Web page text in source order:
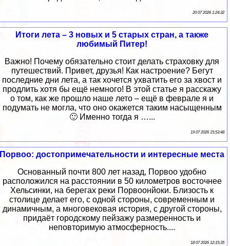
20 07 2026 1:24:32
Итоги лета – 3 новых и 5 старых стран, а также
любимый Питер!
Важно! Почему обязательно стоит делать страховку для
путешествий. Привет, друзья! Как настроение? Бегут
последние дни лета, а так хочется ухватить его за хвост и
продлить хотя бы ещё немного! В этой статье я расскажу
о том, как же прошло наше лето – ещё в феврале я и
подумать не могла, что оно окажется таким насыщенным
🙂 Именно тогда я …...
19 07 2026 15:53:48
Порвоо: достопримечательности и интересные места
Основанный почти 800 лет назад, Порвоо удобно
расположился на расстоянии в 50 километров восточнее
Хельсинки, на берегах реки Порвоонйоки. Близость к
столице делает его, с одной стороны, современным и
динамичным, а многовековая история, с другой стороны,
придаёт городскому пейзажу размеренность и
неповторимую атмосферность....
18 07 2026 12:15:35